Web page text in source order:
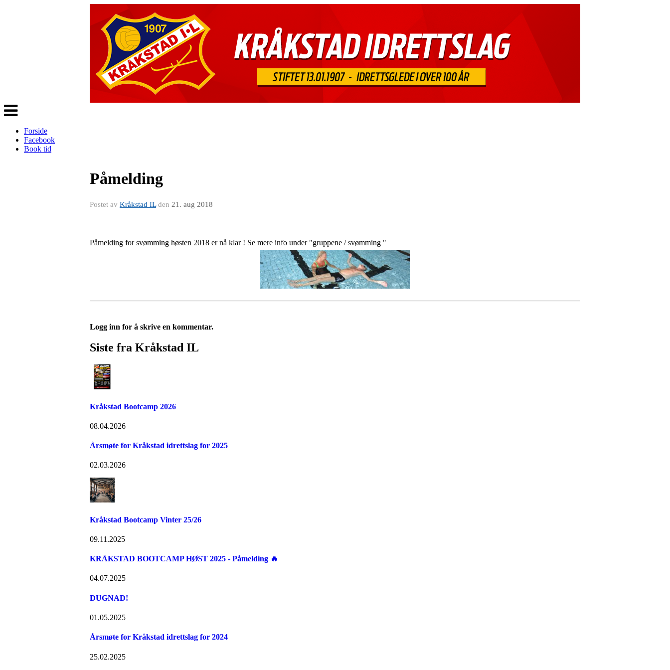
Veksle
navigasjon
Forside
Facebook
Book tid
Påmelding
Postet av Kråkstad ILden 21. aug 2018
Påmelding for svømming høsten 2018 er nå klar ! Se mere info under "gruppene / svømming "
Logg inn for å skrive en kommentar.
Siste fra Kråkstad IL
Kråkstad Bootcamp 2026
08.04.2026
Årsmøte for Kråkstad idrettslag for 2025
02.03.2026
Kråkstad Bootcamp Vinter 25/26
09.11.2025
KRÅKSTAD BOOTCAMP HØST 2025 - Påmelding 🔥
04.07.2025
DUGNAD!
01.05.2025
Årsmøte for Kråkstad idrettslag for 2024
25.02.2025